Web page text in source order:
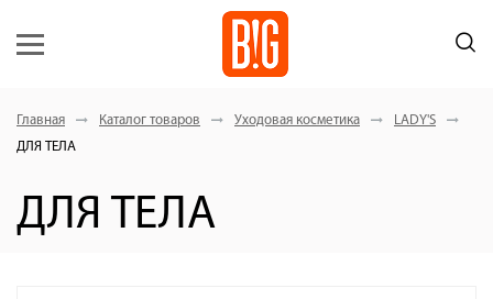
Главная Каталог товаров Уходовая косметика
LADY'S
ДЛЯ ТЕЛА
ДЛЯ ТЕЛА